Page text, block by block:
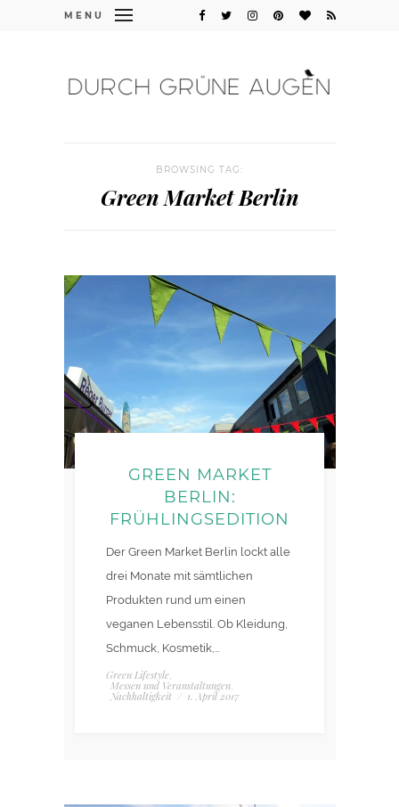
MENU
BROWSING TAG:
Green Market Berlin
GREEN MARKET
BERLIN:
FRÜHLINGSEDITION
Der Green Market Berlin lockt alle
drei Monate mit sämtlichen
Produkten rund um einen
veganen Lebensstil. Ob Kleidung,
Schmuck, Kosmetik,…
Green Lifestyle,
Messen und Veranstaltungen,
Nachhaltigkeit / 1. April 2017